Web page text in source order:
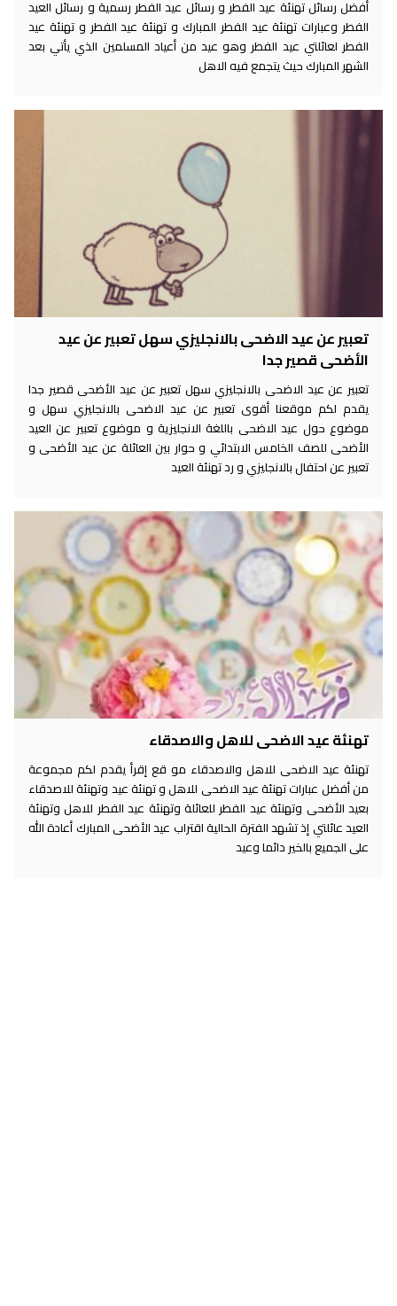
أفضل رسائل تهنئة عيد الفطر و رسائل عيد الفطر رسمية و رسائل العيد
الفطر وعبارات تهنئة عيد الفطر المبارك و تهنئة عيد الفطر و تهنئة عيد
الفطر لعائلتي عيد الفطر وهو عيد من أعياد المسلمين الذي يأتي بعد
الشهر المبارك حيث يتجمع فيه الاهل
تعبير عن عيد الاضحى بالانجليزي سهل تعبير عن عيد
الأضحى قصير جدا
تعبير عن عيد الاضحى بالانجليزي سهل تعبير عن عيد الأضحى قصير جدا
يقدم لكم موقعنا أقوى تعبير عن عيد الاضحى بالانجليزي سهل و
موضوع حول عيد الاضحى باللغة الانجليزية و موضوع تعبير عن العيد
الأضحى للصف الخامس الابتدائي و حوار بين العائلة عن عيد الأضحى و
تعبير عن احتفال بالانجليزي و رد تهنئة العيد
تهنئة عيد الاضحى للاهل والاصدقاء
تهنئة عيد الاضحى للاهل والاصدقاء مو قع إقرأ يقدم لكم مجموعة
من أفضل عبارات تهنئة عيد الاضحى للاهل و تهنئة عيد وتهنئة للاصدقاء
بعيد الأضحى وتهنئة عيد الفطر للعائلة وتهنئة عيد الفطر للاهل وتهنئة
العيد عائلتي إذ تشهد الفترة الحالية اقتراب عيد الأضحى المبارك أعادة الله
على الجميع بالخير دائما وعيد